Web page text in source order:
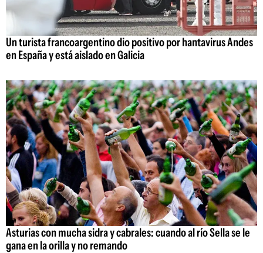
Un turista francoargentino dio positivo por hantavirus Andes
en España y está aislado en Galicia
Asturias con mucha sidra y cabrales: cuando al río Sella se le
gana en la orilla y no remando